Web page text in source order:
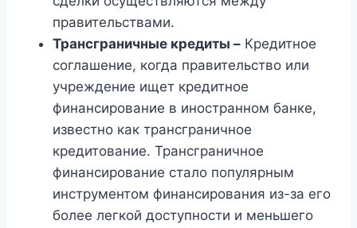
правительствами.
Трансграничные кредиты – Кредитное
соглашение, когда правительство или
учреждение ищет кредитное
финансирование в иностранном банке,
известно как трансграничное
кредитование. Трансграничное
финансирование стало популярным
инструментом финансирования из-за его
более легкой доступности и меньшего